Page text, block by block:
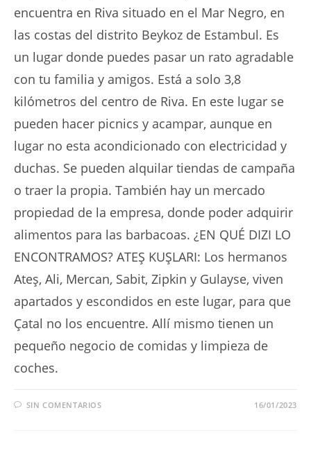
encuentra en Riva situado en el Mar Negro, en
las costas del distrito Beykoz de Estambul. Es
un lugar donde puedes pasar un rato agradable
con tu familia y amigos. Está a solo 3,8
kilómetros del centro de Riva. En este lugar se
pueden hacer picnics y acampar, aunque en
lugar no esta acondicionado con electricidad y
duchas. Se pueden alquilar tiendas de campaña
o traer la propia. También hay un mercado
propiedad de la empresa, donde poder adquirir
alimentos para las barbacoas. ¿EN QUÉ DIZI LO
ENCONTRAMOS? ATEŞ KUŞLARI: Los hermanos
Ateş, Ali, Mercan, Sabit, Zipkin y Gulayse, viven
apartados y escondidos en este lugar, para que
Çatal no los encuentre. Allí mismo tienen un
pequeño negocio de comidas y limpieza de
coches.
SIN COMENTARIOS 16/01/2023